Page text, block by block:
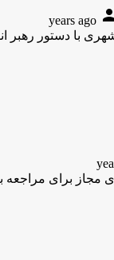
مجاز برای